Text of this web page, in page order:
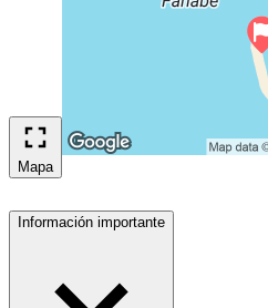
Mapa
Información importante